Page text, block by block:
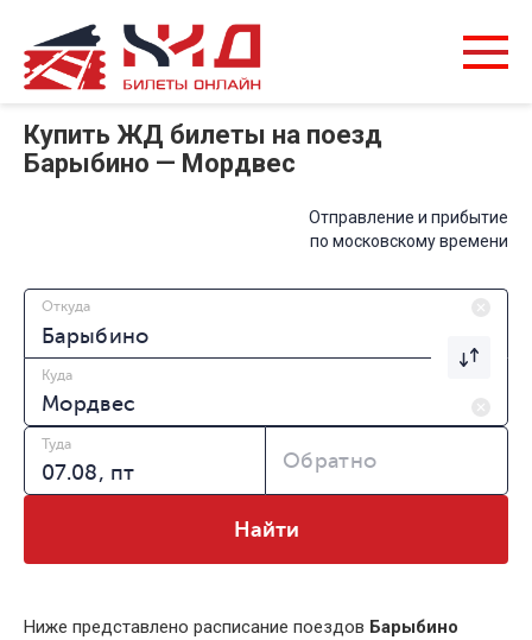
Купить ЖД билеты на поезд
Барыбино — Мордвес
Отправление и прибытие
по московскому времени
Откуда
Куда
Туда
Обратно
Найти
Ниже представлено расписание поездов Барыбино